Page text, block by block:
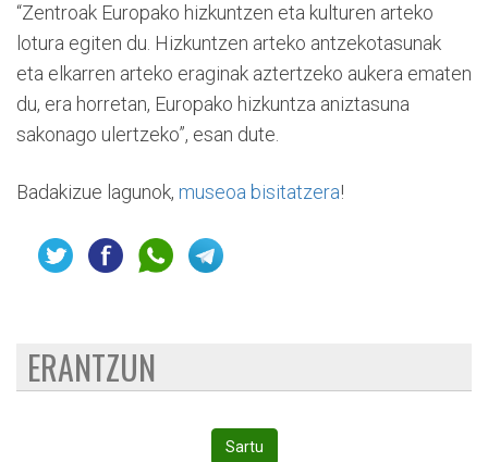
“Zentroak Europako hizkuntzen eta kulturen arteko
lotura egiten du. Hizkuntzen arteko antzekotasunak
eta elkarren arteko eraginak aztertzeko aukera ematen
du, era horretan, Europako hizkuntza aniztasuna
sakonago ulertzeko”, esan dute.
Badakizue lagunok, museoa bisitatzera!
ERANTZUN
Sartu